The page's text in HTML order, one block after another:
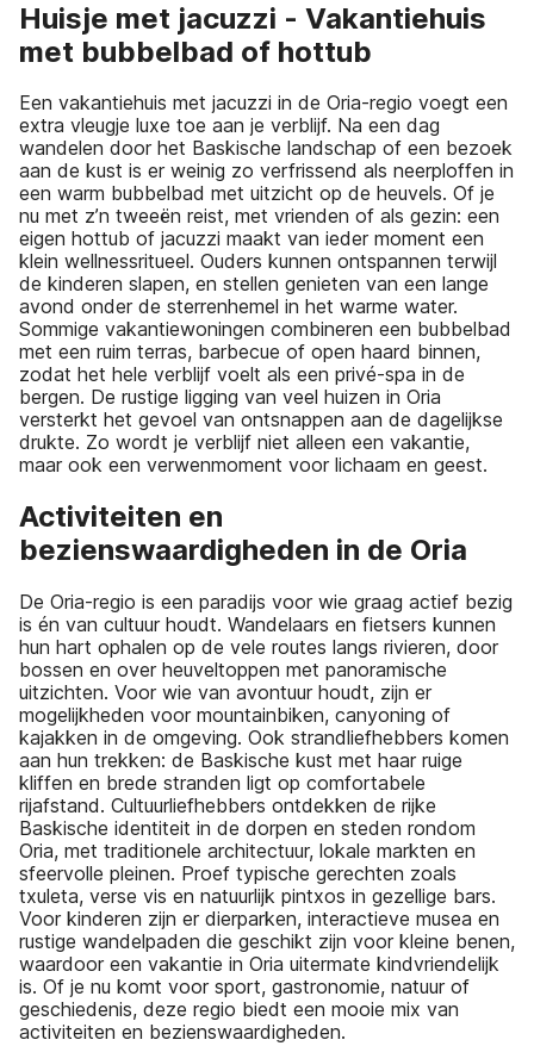
Huisje met jacuzzi - Vakantiehuis
met bubbelbad of hottub
Een vakantiehuis met jacuzzi in de Oria-regio voegt een
extra vleugje luxe toe aan je verblijf. Na een dag
wandelen door het Baskische landschap of een bezoek
aan de kust is er weinig zo verfrissend als neerploffen in
een warm bubbelbad met uitzicht op de heuvels. Of je
nu met z’n tweeën reist, met vrienden of als gezin: een
eigen hottub of jacuzzi maakt van ieder moment een
klein wellnessritueel. Ouders kunnen ontspannen terwijl
de kinderen slapen, en stellen genieten van een lange
avond onder de sterrenhemel in het warme water.
Sommige vakantiewoningen combineren een bubbelbad
met een ruim terras, barbecue of open haard binnen,
zodat het hele verblijf voelt als een privé-spa in de
bergen. De rustige ligging van veel huizen in Oria
versterkt het gevoel van ontsnappen aan de dagelijkse
drukte. Zo wordt je verblijf niet alleen een vakantie,
maar ook een verwenmoment voor lichaam en geest.
Activiteiten en
bezienswaardigheden in de Oria
De Oria-regio is een paradijs voor wie graag actief bezig
is én van cultuur houdt. Wandelaars en fietsers kunnen
hun hart ophalen op de vele routes langs rivieren, door
bossen en over heuveltoppen met panoramische
uitzichten. Voor wie van avontuur houdt, zijn er
mogelijkheden voor mountainbiken, canyoning of
kajakken in de omgeving. Ook strandliefhebbers komen
aan hun trekken: de Baskische kust met haar ruige
kliffen en brede stranden ligt op comfortabele
rijafstand. Cultuurliefhebbers ontdekken de rijke
Baskische identiteit in de dorpen en steden rondom
Oria, met traditionele architectuur, lokale markten en
sfeervolle pleinen. Proef typische gerechten zoals
txuleta, verse vis en natuurlijk pintxos in gezellige bars.
Voor kinderen zijn er dierparken, interactieve musea en
rustige wandelpaden die geschikt zijn voor kleine benen,
waardoor een vakantie in Oria uitermate kindvriendelijk
is. Of je nu komt voor sport, gastronomie, natuur of
geschiedenis, deze regio biedt een mooie mix van
activiteiten en bezienswaardigheden.